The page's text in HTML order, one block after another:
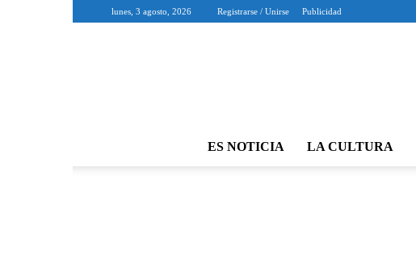
lunes, 3 agosto, 2026 Registrarse / Unirse Publicidad
ES NOTICIA LA CULTURA